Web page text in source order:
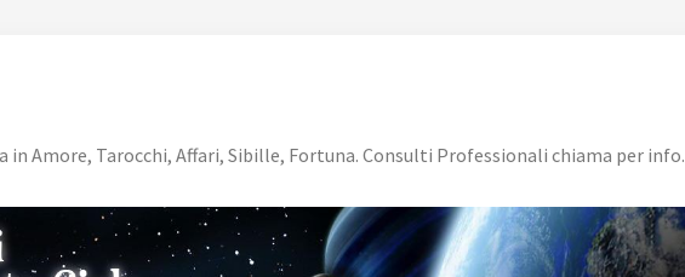
Amore, Tarocchi, Affari, Sibille, Fortuna. Consulti Professionali chiama per info.